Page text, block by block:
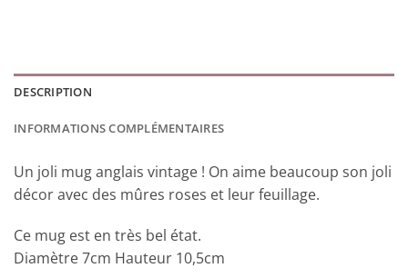
DESCRIPTION
INFORMATIONS COMPLÉMENTAIRES
Un joli mug anglais vintage ! On aime beaucoup son joli
décor avec des mûres roses et leur feuillage.
Ce mug est en très bel état.
Diamètre 7cm Hauteur 10,5cm